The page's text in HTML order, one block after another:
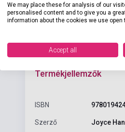
Termékjellemzők
ISBN
Szerző Joyce
We may place these for analysis of our
personalised content and to give you a
information about the cookies we use open
Accept all